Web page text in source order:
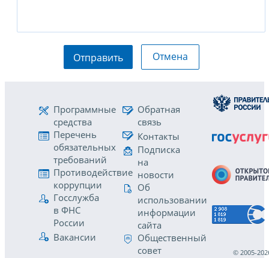
Отправить Отмена
Программные
средства
Перечень
обязательных
требований
Противодействие
коррупции
Госслужба
в ФНС
России
Вакансии
Обратная
связь
Контакты
Подписка
на
новости
Об
использовании
информации
сайта
Общественный
совет
© 2005-